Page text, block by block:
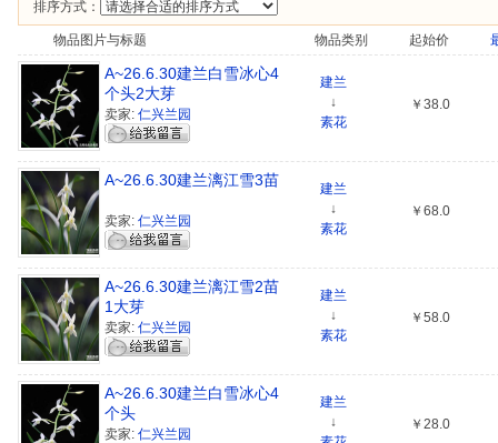
排序方式：
物品图片与标题 物品类别 起始价
A~26.6.30建兰白雪冰心4
个头2大芽
卖家: 仁兴兰园
建兰
↓
素花
￥38.0
A~26.6.30建兰漓江雪3苗
卖家: 仁兴兰园
建兰
↓
素花
￥68.0
A~26.6.30建兰漓江雪2苗
1大芽
卖家: 仁兴兰园
建兰
↓
素花
￥58.0
A~26.6.30建兰白雪冰心4
个头
卖家: 仁兴兰园
建兰
↓
￥28.0